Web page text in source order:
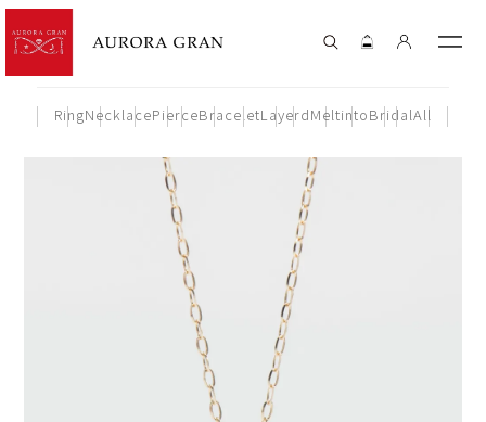
RingNecklacePierceBraceletLayerdMeltintoBridalAll